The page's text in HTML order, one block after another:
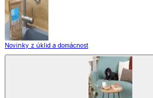
Novinky z úklid a domácnost